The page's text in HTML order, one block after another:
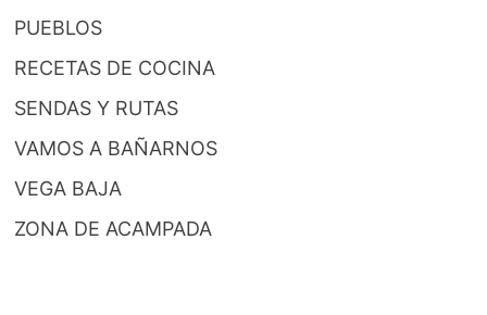
PUEBLOS
RECETAS DE COCINA
SENDAS Y RUTAS
VAMOS A BAÑARNOS
VEGA BAJA
ZONA DE ACAMPADA